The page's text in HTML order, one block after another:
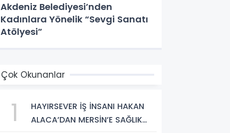
Akdeniz Belediyesi’nden
Kadınlara Yönelik “Sevgi Sanatı
Atölyesi”
Çok Okunanlar
1
HAYIRSEVER İŞ İNSANI HAKAN
ALACA’DAN MERSİN’E SAĞLIK